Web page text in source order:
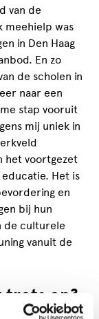
van de
meehielp was
in Den Haag
En zo
de scholen in
naar een
stap vooruit
mij uniek in
het voortgezet
Het is
en
bij hun
de culturele
vanuit de
trots op?